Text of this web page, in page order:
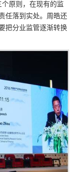
原则，在现有的监
任落到实处。周皓还
把分业监管逐渐转换